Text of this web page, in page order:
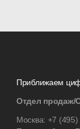
Приближаем
Отдел
Москва: +7